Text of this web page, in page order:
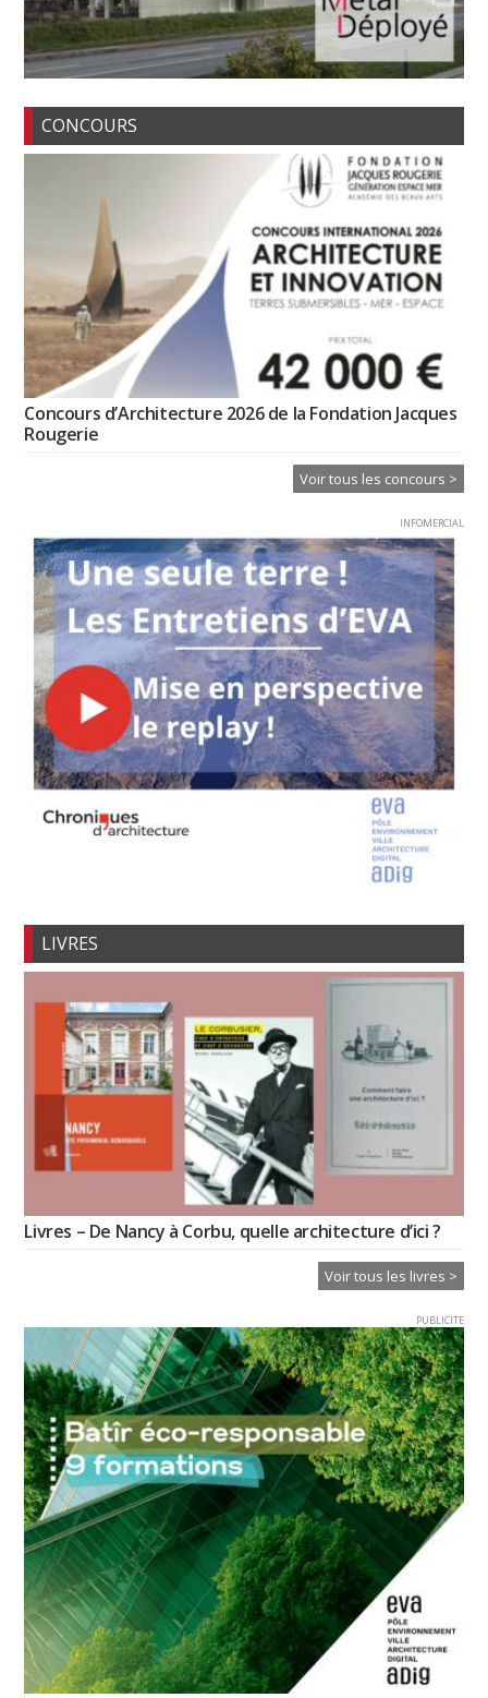
CONCOURS
Concours d’Architecture 2026 de la Fondation Jacques
Rougerie
Voir tous les concours >
INFOMERCIAL
LIVRES
Livres – De Nancy à Corbu, quelle architecture d’ici ?
Voir tous les livres >
PUBLICITE